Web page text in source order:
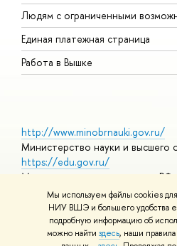
Мы используем файлы cookies
НИУ ВШЭ и большего удобства
подробную информацию об
можно найти здесь, наши
Людям с ограниченными
Единая платежная страница
Работа в Вышке
http://www.minobrnauki.gov.ru/
Министерство науки и высшего
https://edu.gov.ru/
Министерство просвещения РФ
https://elearning.hse.ru/mooc
Массовые открытые онлайн-